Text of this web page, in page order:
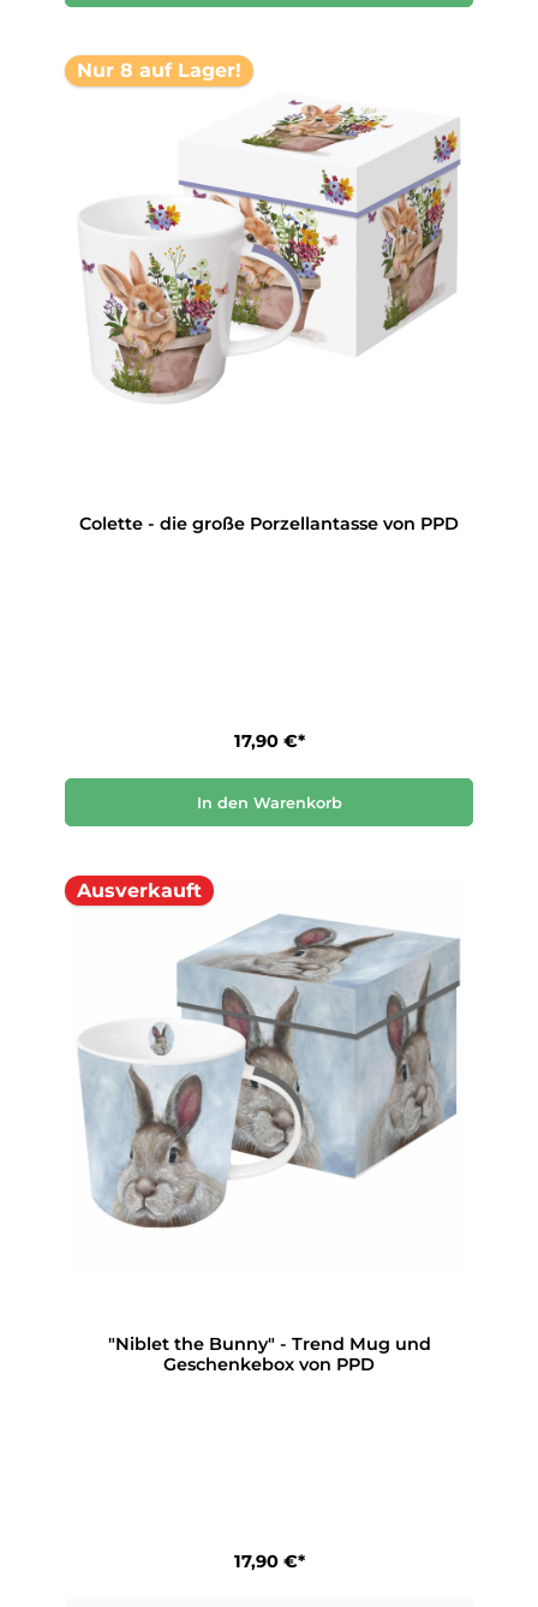
Nur 8 auf Lager!
Colette - die große Porzellantasse von PPD
17,90 €*
In den Warenkorb
Ausverkauft
"Niblet the Bunny" - Trend Mug und
Geschenkebox von PPD
17,90 €*